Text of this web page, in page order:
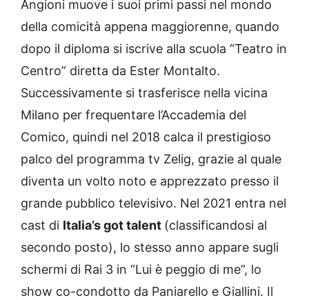
Angioni muove i suoi primi passi nel mondo
della comicità appena maggiorenne, quando
dopo il diploma si iscrive alla scuola “Teatro in
Centro” diretta da Ester Montalto.
Successivamente si trasferisce nella vicina
Milano per frequentare l’Accademia del
Comico, quindi nel 2018 calca il prestigioso
palco del programma tv Zelig, grazie al quale
diventa un volto noto e apprezzato presso il
grande pubblico televisivo. Nel 2021 entra nel
cast di Italia’s got talent (classificandosi al
secondo posto), lo stesso anno appare sugli
schermi di Rai 3 in “Lui è peggio di me”, lo
show co-condotto da Paniarello e Giallini. Il